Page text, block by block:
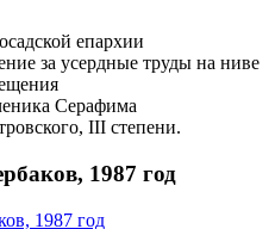
епархии
за усердные труды на ниве
Серафима
III степени.
1987 год